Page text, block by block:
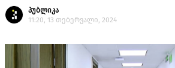
პუბლიკა
11:20, 13 თებერვალი, 2024